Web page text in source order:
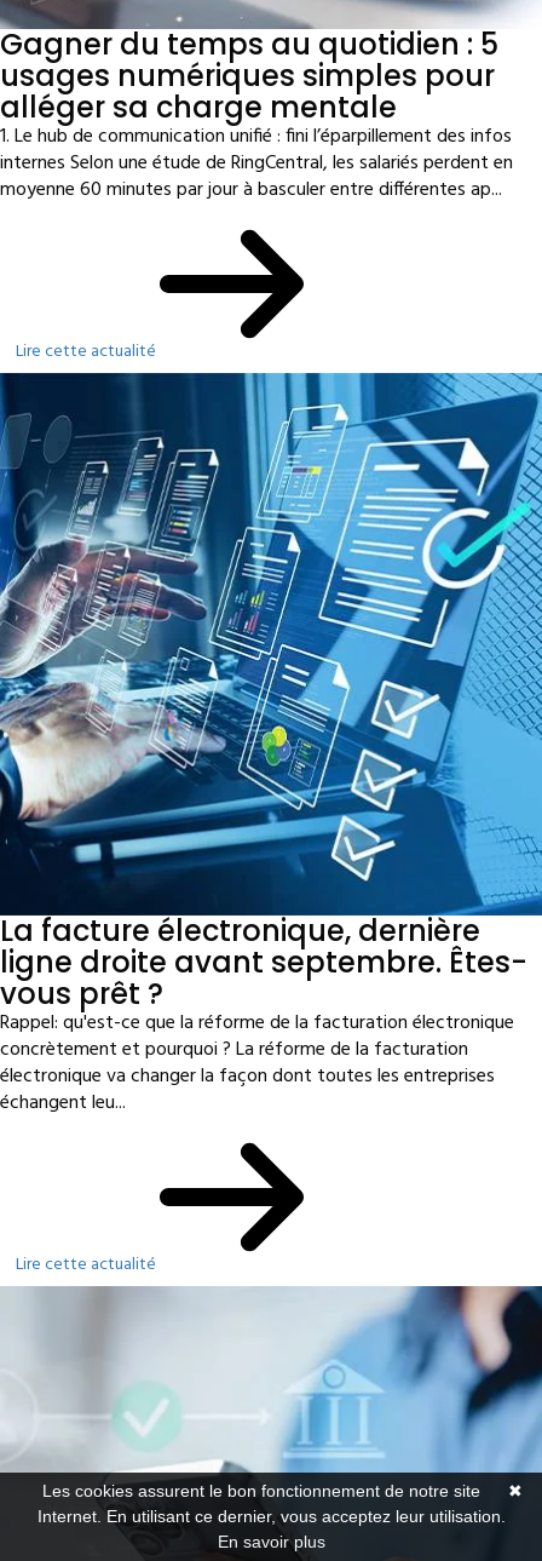
Gagner du temps au quotidien : 5
usages numériques simples pour
alléger sa charge mentale
1. Le hub de communication unifié : fini l’éparpillement des infos
internes Selon une étude de RingCentral, les salariés perdent en
moyenne 60 minutes par jour à basculer entre différentes ap...
Lire cette actualité
La facture électronique, dernière
ligne droite avant septembre. Êtes-
vous prêt ?
Rappel: qu'est-ce que la réforme de la facturation électronique
concrètement et pourquoi ? La réforme de la facturation
électronique va changer la façon dont toutes les entreprises
échangent leu...
Lire cette actualité
✖
Les cookies assurent le bon fonctionnement de notre site
Internet. En utilisant ce dernier, vous acceptez leur utilisation.
En savoir plus